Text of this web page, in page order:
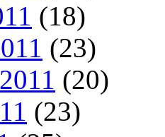
(18)
(23)
(20)
(23)